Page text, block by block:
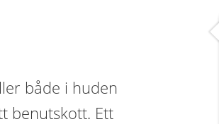
både i huden
benutskott. Ett